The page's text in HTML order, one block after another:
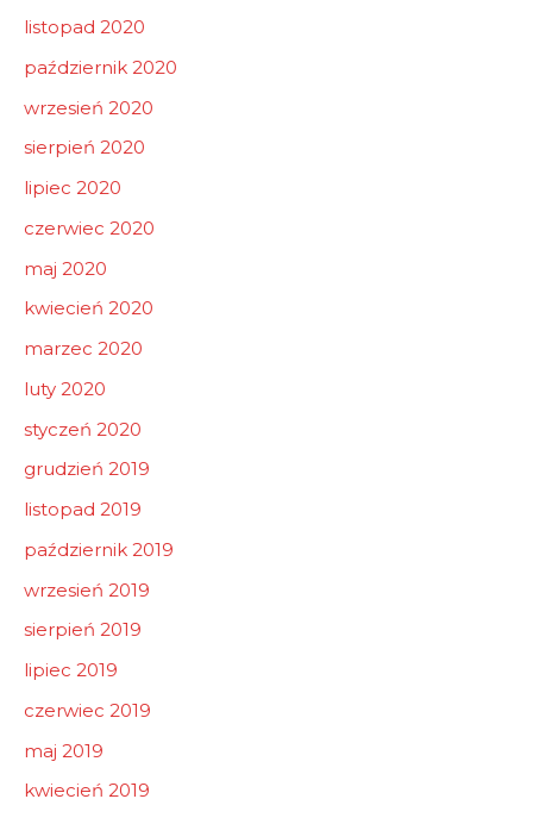
listopad 2020
październik 2020
wrzesień 2020
sierpień 2020
lipiec 2020
czerwiec 2020
maj 2020
kwiecień 2020
marzec 2020
luty 2020
styczeń 2020
grudzień 2019
listopad 2019
październik 2019
wrzesień 2019
sierpień 2019
lipiec 2019
czerwiec 2019
maj 2019
kwiecień 2019